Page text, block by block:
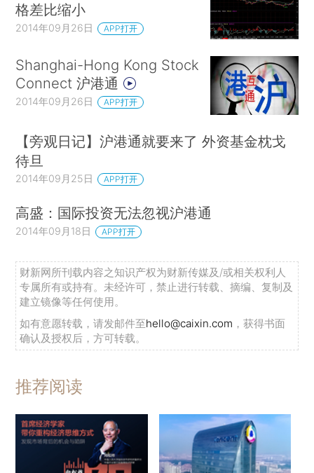
格差比缩小
2014年09月26日 APP打开
Shanghai-Hong Kong Stock
Connect 沪港通
2014年09月26日 APP打开
【旁观日记】沪港通就要来了 外资基金枕戈
待旦
2014年09月25日 APP打开
高盛：国际投资无法忽视沪港通
2014年09月18日 APP打开
财新网所刊载内容之知识产权为财新传媒及/或相关权利人
专属所有或持有。未经许可，禁止进行转载、摘编、复制及
建立镜像等任何使用。
如有意愿转载，请发邮件至hello@caixin.com ，获得书面
确认及授权后，方可转载。
推荐阅读